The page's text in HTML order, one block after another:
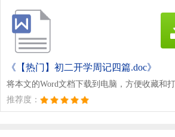
《【热门】初二开学周记四篇.doc》
将本文的Word文档下载到电脑，方便收藏和
推荐度：